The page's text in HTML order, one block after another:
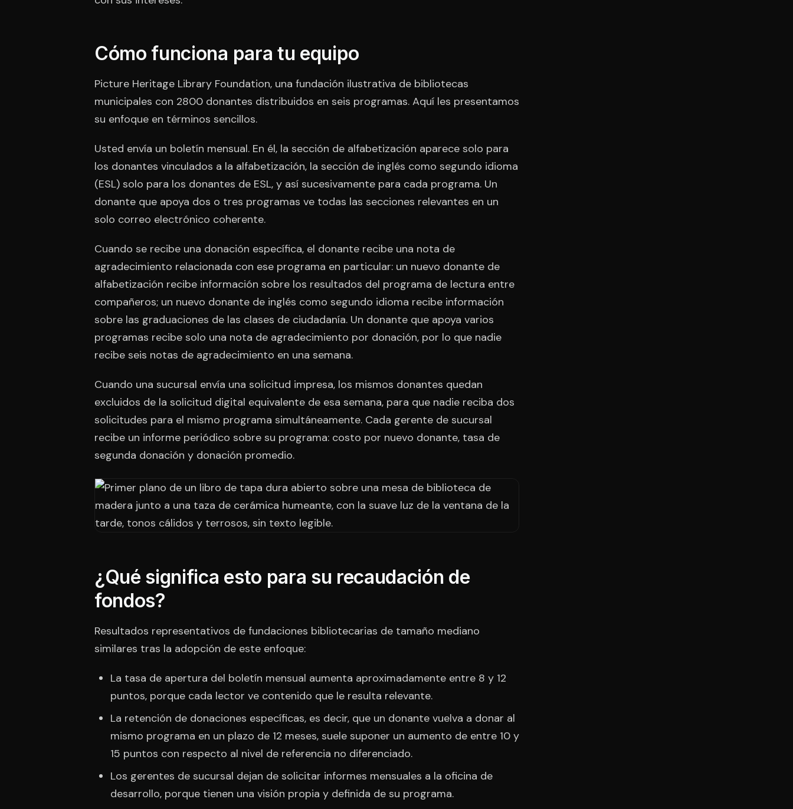
Cómo funciona para tu equipo
Picture Heritage Library Foundation, una fundación ilustrativa de bibliotecas
municipales con 2800 donantes distribuidos en seis programas. Aquí les presentamos
su enfoque en términos sencillos.
Usted envía un boletín mensual. En él, la sección de alfabetización aparece solo para
los donantes vinculados a la alfabetización, la sección de inglés como segundo idioma
(ESL) solo para los donantes de ESL, y así sucesivamente para cada programa. Un
donante que apoya dos o tres programas ve todas las secciones relevantes en un
solo correo electrónico coherente.
Cuando se recibe una donación específica, el donante recibe una nota de
agradecimiento relacionada con ese programa en particular: un nuevo donante de
alfabetización recibe información sobre los resultados del programa de lectura entre
compañeros; un nuevo donante de inglés como segundo idioma recibe información
sobre las graduaciones de las clases de ciudadanía. Un donante que apoya varios
programas recibe solo una nota de agradecimiento por donación, por lo que nadie
recibe seis notas de agradecimiento en una semana.
Cuando una sucursal envía una solicitud impresa, los mismos donantes quedan
excluidos de la solicitud digital equivalente de esa semana, para que nadie reciba dos
solicitudes para el mismo programa simultáneamente. Cada gerente de sucursal
recibe un informe periódico sobre su programa: costo por nuevo donante, tasa de
segunda donación y donación promedio.
¿Qué significa esto para su recaudación de
fondos?
Resultados representativos de fundaciones bibliotecarias de tamaño mediano
similares tras la adopción de este enfoque:
La tasa de apertura del boletín mensual aumenta aproximadamente entre 8 y 12
puntos, porque cada lector ve contenido que le resulta relevante.
La retención de donaciones específicas, es decir, que un donante vuelva a donar al
mismo programa en un plazo de 12 meses, suele suponer un aumento de entre 10 y
15 puntos con respecto al nivel de referencia no diferenciado.
Los gerentes de sucursal dejan de solicitar informes mensuales a la oficina de
desarrollo, porque tienen una visión propia y definida de su programa.